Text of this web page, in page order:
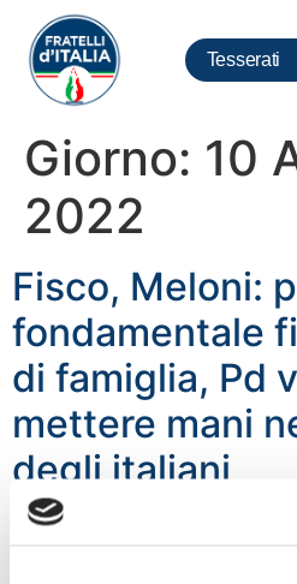
Tesserati
Giorno: 10
2022
Fisco, Meloni:
fondamentale
di famiglia, Pd
mettere mani
degli italiani